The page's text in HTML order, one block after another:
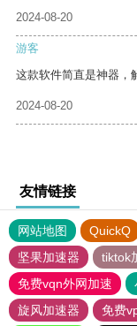
2024-08-20
游客
这款软件简直是神器，
2024-08-20
友情链接
网站地图 QuickQ
坚果加速器
tiktok
免费vqn外网加速
旋风加速器
免费